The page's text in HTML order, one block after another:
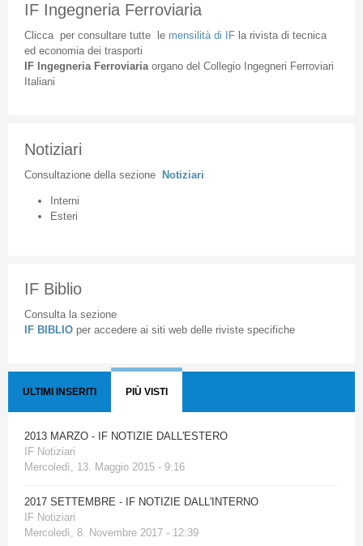
IF Ingegneria Ferroviaria
Cliccaper consultare tuttele mensilità di IFla rivista di tecnica
ed economia dei trasporti
IF Ingegneria Ferroviaria organodel Collegio Ingegneri Ferroviari
Italiani
Notiziari
Consultazione della sezione Notiziari
Interni
Esteri
IF Biblio
Consulta la sezione
IF BIBLIO per accedere ai siti web delle riviste specifiche
ULTIMI INSERITI PIÙ VISTI
2013 MARZO - IF NOTIZIE DALL'ESTERO
IF Notiziari
Mercoledì, 13. Maggio 2015 - 9:16
2017 SETTEMBRE - IF NOTIZIE DALL'INTERNO
IF Notiziari
Mercoledì, 8. Novembre 2017 - 12:39